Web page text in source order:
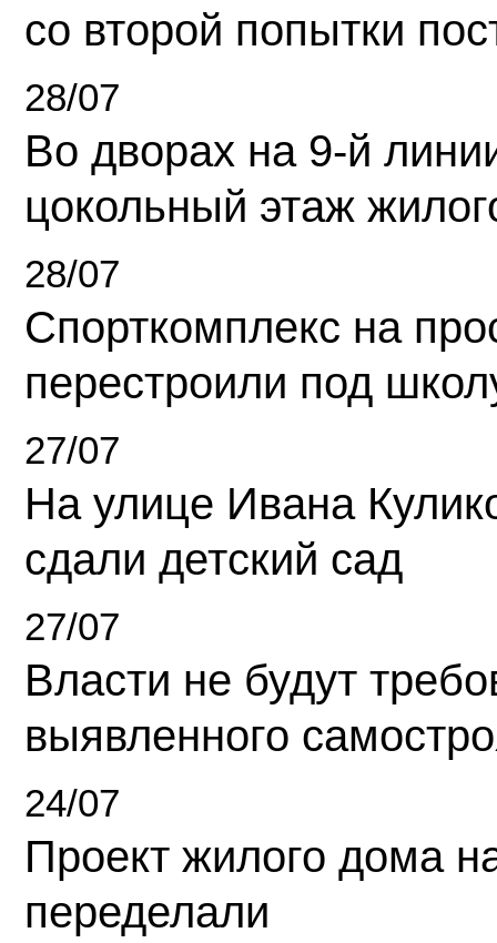
со второй попытки
28/07
Во дворах на 9-й
цокольный этаж
28/07
Спорткомплекс на
перестроили под
27/07
На улице Ивана
сдали детский сад
27/07
Власти не будут
выявленного
24/07
Проект жилого дома
переделали